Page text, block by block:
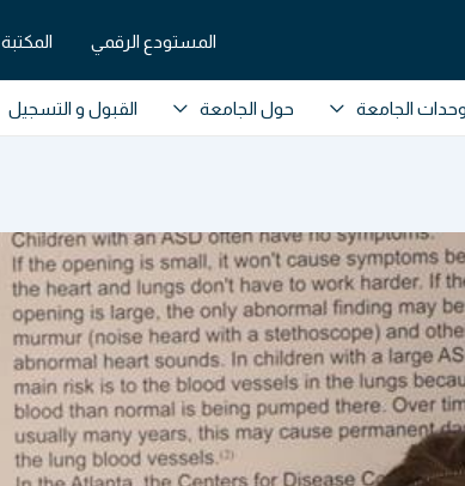
المستودع الرقمي المكتبة
وحدات الجامعة حول الجامعة القبول و التسجيل